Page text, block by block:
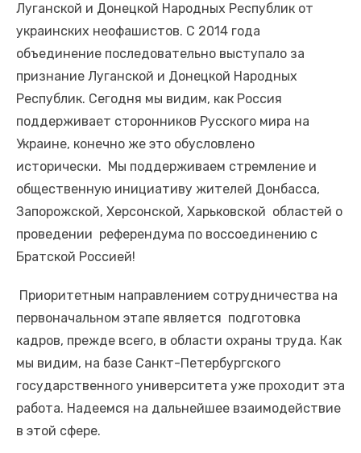
Луганской и Донецкой Народных Республик от
украинских неофашистов. С 2014 года
объединение последовательно выступало за
признание Луганской и Донецкой Народных
Республик. Сегодня мы видим, как Россия
поддерживает сторонников Русского мира на
Украине, конечно же это обусловлено
исторически. Мы поддерживаем стремление и
общественную инициативу жителей Донбасса,
Запорожской, Херсонской, Харьковской областей о
проведении референдума по воссоединению с
Братской Россией!
Приоритетным направлением сотрудничества на
первоначальном этапе является подготовка
кадров, прежде всего, в области охраны труда. Как
мы видим, на базе Санкт-Петербургского
государственного университета уже проходит эта
работа. Надеемся на дальнейшее взаимодействие
в этой сфере.